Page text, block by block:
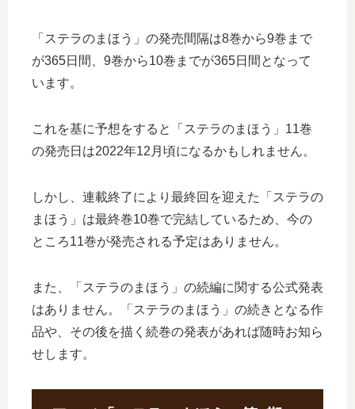
「ステラのまほう」の発売間隔は8巻から9巻まで
が365日間、9巻から10巻までが365日間となって
います。
これを基に予想をすると「ステラのまほう」11巻
の発売日は2022年12月頃になるかもしれません。
しかし、連載終了により最終回を迎えた「ステラの
まほう」は最終巻10巻で完結しているため、今の
ところ11巻が発売される予定はありません。
また、「ステラのまほう」の続編に関する公式発表
はありません。「ステラのまほう」の続きとなる作
品や、その後を描く続巻の発表があれば随時お知ら
せします。